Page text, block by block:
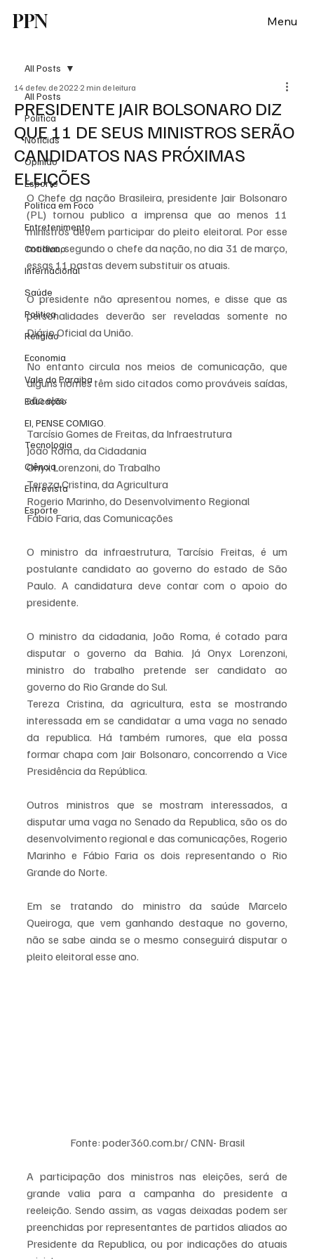
PPN Menu
All Posts
Política
Notícias
Opinião
Esporte
Politica em Foco
Entretenimento
Cotidiano
Internacional
Saúde
Politica
Religião
Economia
Vale do Paraiba
Educação
EI, PENSE COMIGO.
Tecnologia
Ciência
Entrevista
Esporte
All Posts
PRESIDENTE JAIR BOLSONARO DIZ
QUE 11 DE SEUS MINISTROS SERÃO
CANDIDATOS NAS PRÓXIMAS
ELEIÇÕES
14 de fev. de 2022 2 min de leitura
O Chefe da nação Brasileira, presidente Jair Bolsonaro
(PL) tornou publico a imprensa que ao menos 11
ministros devem participar do pleito eleitoral. Por esse
motivo, segundo o chefe da nação, no dia 31 de março,
essas 11 pastas devem substituir os atuais.
O presidente não apresentou nomes, e disse que as
personalidades deverão ser reveladas somente no
Diário Oficial da União.
No entanto circula nos meios de comunicação, que
alguns nomes têm sido citados como prováveis saídas,
são eles:
Tarcísio Gomes de Freitas, da Infraestrutura
Joao Roma, da Cidadania
Onyx Lorenzoni, do Trabalho
Tereza Cristina, da Agricultura
Rogerio Marinho, do Desenvolvimento Regional
Fábio Faria, das Comunicações
O ministro da infraestrutura, Tarcísio Freitas, é um
postulante candidato ao governo do estado de São
Paulo. A candidatura deve contar com o apoio do
presidente.
O ministro da cidadania, João Roma, é cotado para
disputar o governo da Bahia. Já Onyx Lorenzoni,
ministro do trabalho pretende ser candidato ao
governo do Rio Grande do Sul.
Tereza Cristina, da agricultura, esta se mostrando
interessada em se candidatar a uma vaga no senado
da republica. Há também rumores, que ela possa
formar chapa com Jair Bolsonaro, concorrendo a Vice
Presidência da República.
Outros ministros que se mostram interessados, a
disputar uma vaga no Senado da Republica, são os do
desenvolvimento regional e das comunicações, Rogerio
Marinho e Fábio Faria os dois representando o Rio
Grande do Norte.
Em se tratando do ministro da saúde Marcelo
Queiroga, que vem ganhando destaque no governo,
não se sabe ainda se o mesmo conseguirá disputar o
pleito eleitoral esse ano.
Fonte: poder360.com.br/ CNN- Brasil
A participação dos ministros nas eleições, será de
grande valia para a campanha do presidente a
reeleição. Sendo assim, as vagas deixadas podem ser
preenchidas por representantes de partidos aliados ao
Presidente da Republica, ou por indicações do atuais